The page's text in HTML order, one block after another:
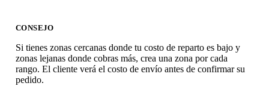
CONSEJO
Si tienes zonas cercanas donde tu costo de reparto es bajo y
zonas lejanas donde cobras más, crea una zona por cada
rango. El cliente verá el costo de envío antes de confirmar su
pedido.